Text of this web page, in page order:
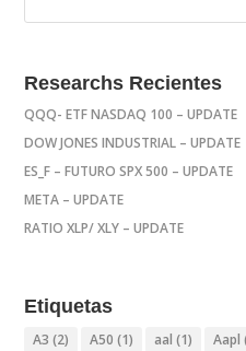
Researchs Recientes
QQQ- ETF NASDAQ 100 – UPDATE
DOW JONES INDUSTRIAL – UPDATE
ES_F – FUTURO SPX 500 – UPDATE
META – UPDATE
RATIO XLP/ XLY – UPDATE
Etiquetas
A3 (2) A50 (1) aal (1) Aapl